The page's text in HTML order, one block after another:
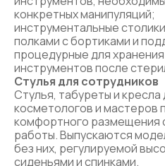
конкретных манипуляций;
инструментальные
полками с бортиками и
процедурные для
инструментов после
Стулья для сотрудников
Стулья, табуреты и кресла
косметологов и мастеров
комфортного размещения
работы. Выпускаются
без них, регулируемой
сиденьями и спинками.